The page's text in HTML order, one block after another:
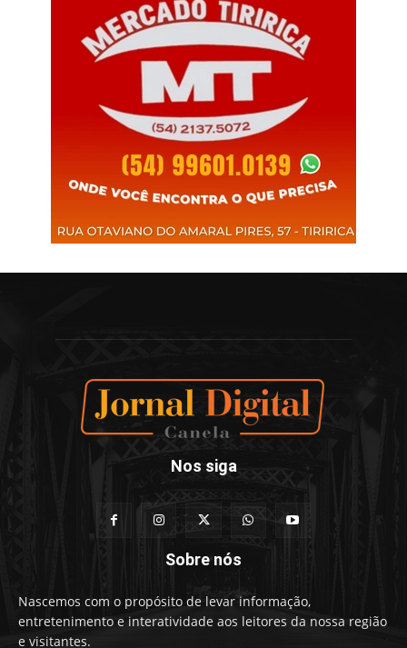
Nos siga
Sobre nós
Nascemos com o propósito de levar informação,
entretenimento e interatividade aos leitores da nossa região
e visitantes.